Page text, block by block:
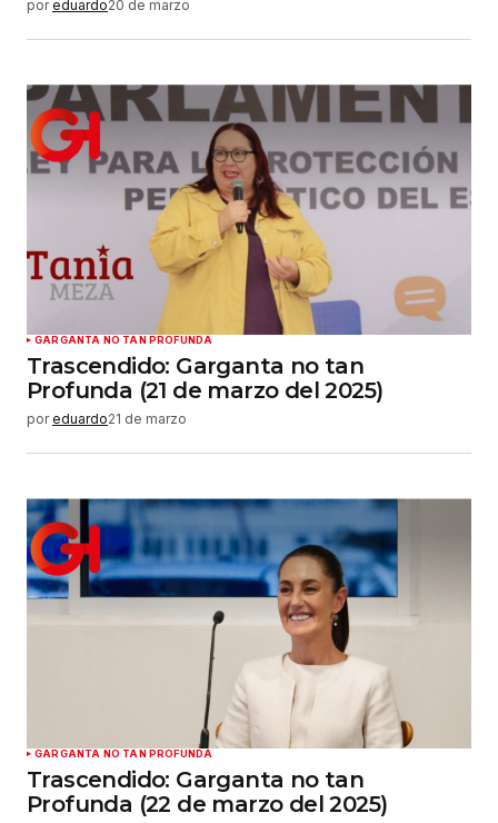
por eduardo20 de marzo
GARGANTA NO TAN PROFUNDA
Trascendido: Garganta no tan
Profunda (21 de marzo del 2025)
por eduardo21 de marzo
GARGANTA NO TAN PROFUNDA
Trascendido: Garganta no tan
Profunda (22 de marzo del 2025)